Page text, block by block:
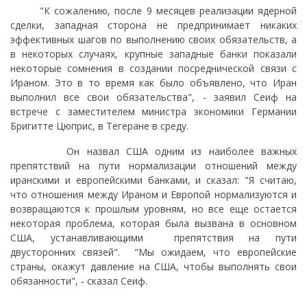
"К сожалению, после 9 месяцев реализации ядерной
сделки, западная сторона не предпринимает никаких
эффективных шагов по выполнению своих обязательств, а
в некоторых случаях, крупные западные банки показали
некоторые сомнения в создании посреднической связи с
Ираном. Это в то время как было объявлено, что Иран
выполнил все свои обязательства", - заявил Сеиф на
встрече с заместителем министра экономики Германии
Бригитте Цюприс, в Тегеране в среду.
Он назвал США одним из наиболее важных
препятствий на пути нормализации отношений между
иранскими и европейскими банками, и сказал: "Я считаю,
что отношения между Ираном и Европой нормализуются и
возвращаются к прошлым уровням, но все еще остается
некоторая проблема, которая была вызвана в основном
США, устанавливающими препятствия на пути
двусторонних связей". "Мы ожидаем, что европейские
страны, окажут давление на США, чтобы выполнять свои
обязанности", - сказал Сеиф.